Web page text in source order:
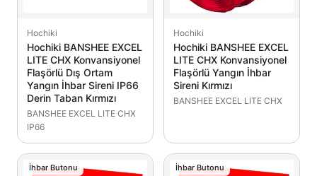
Hochiki
Hochiki BANSHEE EXCEL
LITE CHX Konvansiyonel
Flaşörlü Dış Ortam
Yangın İhbar Sireni IP66
Derin Taban Kırmızı
BANSHEE EXCEL LITE CHX
IP66
Hochiki
Hochiki BANSHEE EXCEL
LITE CHX Konvansiyonel
Flaşörlü Yangın İhbar
Sireni Kırmızı
BANSHEE EXCEL LITE CHX
İhbar Butonu İhbar Butonu